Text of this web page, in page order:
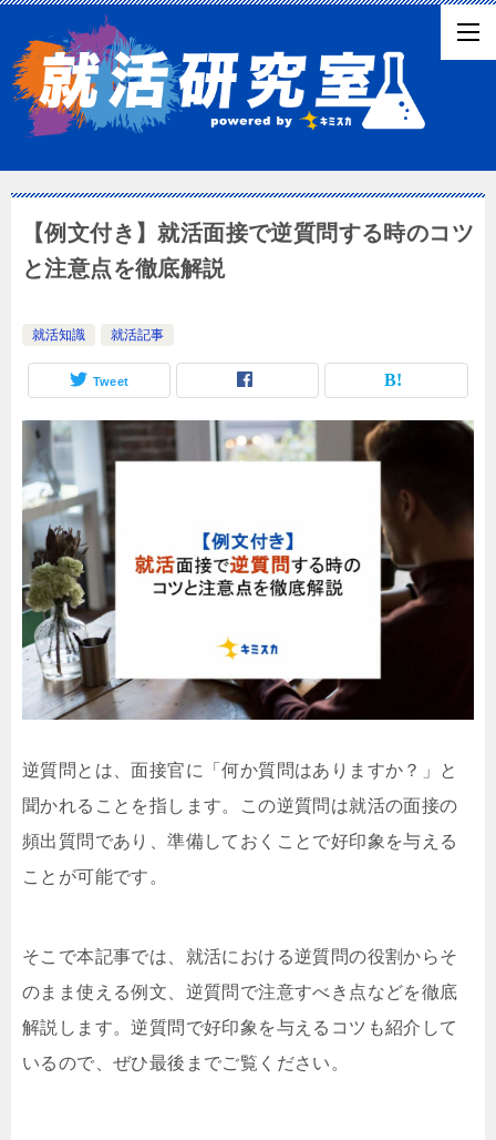
【例文付き】就活面接で逆質問する時のコツ
と注意点を徹底解説
就活知識 就活記事
Tweet
逆質問とは、面接官に「何か質問はありますか？」と
聞かれることを指します。この逆質問は就活の面接の
頻出質問であり、準備しておくことで好印象を与える
ことが可能です。
そこで本記事では、就活における逆質問の役割からそ
のまま使える例文、逆質問で注意すべき点などを徹底
解説します。逆質問で好印象を与えるコツも紹介して
いるので、ぜひ最後までご覧ください。